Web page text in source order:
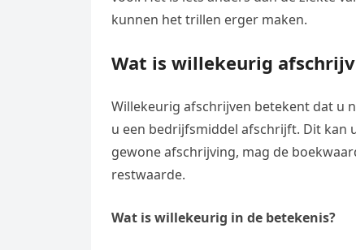
kunnen het trillen erger maken.
Wat is willekeurig
Willekeurig afschrijven betekent dat u
u een bedrijfsmiddel afschrijft. Dit kan
gewone afschrijving, mag de
restwaarde.
Wat is willekeurig in de betekenis?